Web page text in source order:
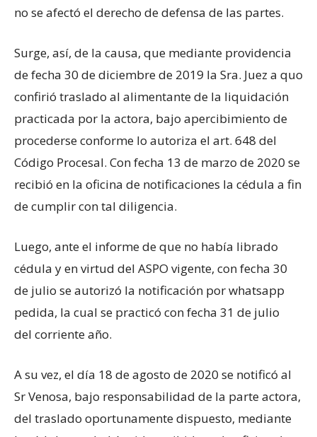
no se afectó el derecho de defensa de las partes.
Surge, así, de la causa, que mediante providencia
de fecha 30 de diciembre de 2019 la Sra. Juez a quo
confirió traslado al alimentante de la liquidación
practicada por la actora, bajo apercibimiento de
procederse conforme lo autoriza el art. 648 del
Código Procesal. Con fecha 13 de marzo de 2020 se
recibió en la oficina de notificaciones la cédula a fin
de cumplir con tal diligencia.
Luego, ante el informe de que no había librado
cédula y en virtud del ASPO vigente, con fecha 30
de julio se autorizó la notificación por whatsapp
pedida, la cual se practicó con fecha 31 de julio
del corriente año.
A su vez, el día 18 de agosto de 2020 se notificó al
Sr Venosa, bajo responsabilidad de la parte actora,
del traslado oportunamente dispuesto, mediante